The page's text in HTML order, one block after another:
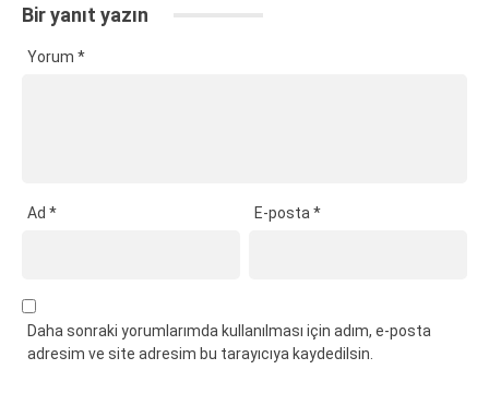
Bir yanıt yazın
Yorum *
Ad * E-posta*
Daha sonraki yorumlarımda kullanılması için adım, e-posta
adresim ve site adresim bu tarayıcıya kaydedilsin.